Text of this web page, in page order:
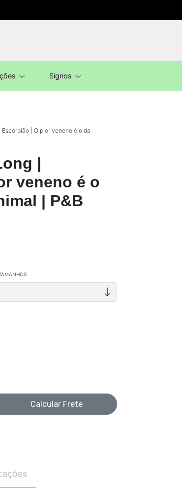
Signos
| O pior veneno é o da
|
veneno é o
| P&B
Calcular Frete